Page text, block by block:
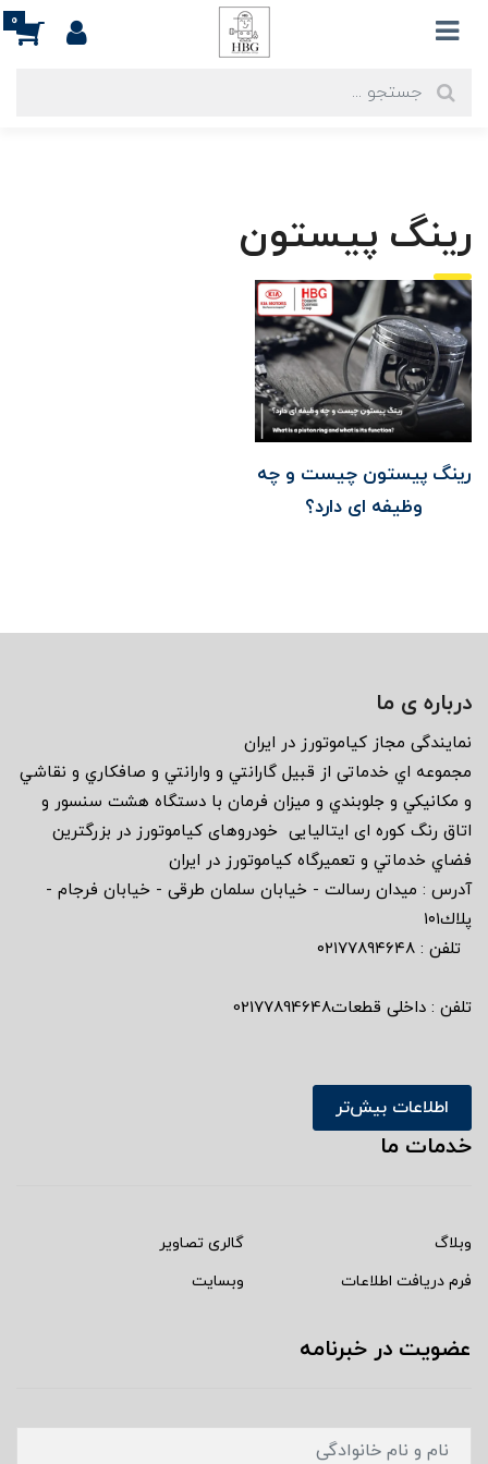
0
رینگ پیستون
رینگ پیستون چیست و چه
وظیفه ای دارد؟
درباره ی ما
نمايندگى مجاز كياموتورز در ايران
مجموعه اي خدماتى از قبيل گارانتي و وارانتي و صافكاري و نقاشي
و مكانيكي و جلوبندي و ميزان فرمان با دستگاه هشت سنسور و
اتاق رنگ كوره اى ايتاليايى خودروهاى كياموتورز در بزرگترين
فضاي خدماتي و تعميرگاه كياموتورز در ايران
آدرس : ميدان رسالت - خيابان سلمان طرقى - خيابان فرجام -
پلاك١٠١
تلفن : ٠٢١٧٧٨٩٤٦٤٨
تلفن : داخلی قطعات02177894648
اطلاعات بیش‌تر
خدمات ما
وبلاگ
گالری تصاویر
فرم دریافت اطلاعات
وبسایت
عضویت در خبرنامه